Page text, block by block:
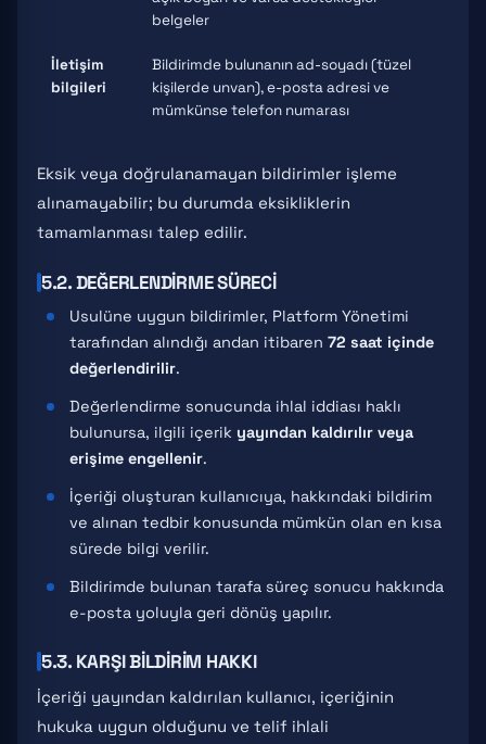
belgeler
İletişim
bilgileri
Bildirimde bulunanın ad-soyadı (tüzel
kişilerde unvan), e-posta adresi ve
mümkünse telefon numarası
Eksik veya doğrulanamayan bildirimler işleme
alınamayabilir; bu durumda eksikliklerin
tamamlanması talep edilir.
5.2. DEĞERLENDIRME SÜRECI
Usulüne uygun bildirimler, Platform Yönetimi
tarafından alındığı andan itibaren 72 saat içinde
değerlendirilir.
Değerlendirme sonucunda ihlal iddiası haklı
bulunursa, ilgili içerik yayından kaldırılır veya
erişime engellenir.
İçeriği oluşturan kullanıcıya, hakkındaki bildirim
ve alınan tedbir konusunda mümkün olan en kısa
sürede bilgi verilir.
Bildirimde bulunan tarafa süreç sonucu hakkında
e-posta yoluyla geri dönüş yapılır.
5.3. KARŞI BILDIRIM HAKKI
İçeriği yayından kaldırılan kullanıcı, içeriğinin
hukuka uygun olduğunu ve telif ihlali